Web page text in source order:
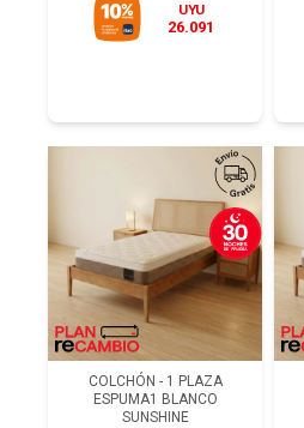
UYU
26.091
COLCHÓN - 1 PLAZA
ESPUMA1 BLANCO
SUNSHINE